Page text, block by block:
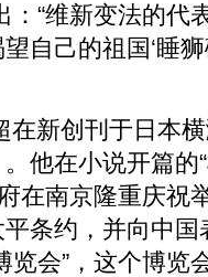
：“维新变法的代
自己的祖国‘睡
新创刊于日本横
他在小说开篇的
在南京隆重庆祝
条约，并向中
览会”，这个博览